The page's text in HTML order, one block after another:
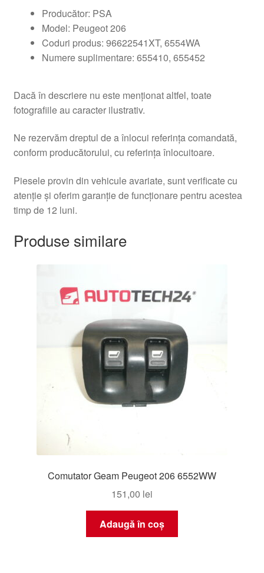
Producător: PSA
Model: Peugeot 206
Coduri produs: 96622541XT, 6554WA
Numere suplimentare: 655410, 655452
Dacă în descriere nu este menționat altfel, toate
fotografiile au caracter ilustrativ.
Ne rezervăm dreptul de a înlocui referința comandată,
conform producătorului, cu referința înlocuitoare.
Piesele provin din vehicule avariate, sunt verificate cu
atenție și oferim garanție de funcționare pentru acestea
timp de 12 luni.
Produse similare
Comutator Geam Peugeot 206 6552WW
151,00 lei
Adaugă în coș